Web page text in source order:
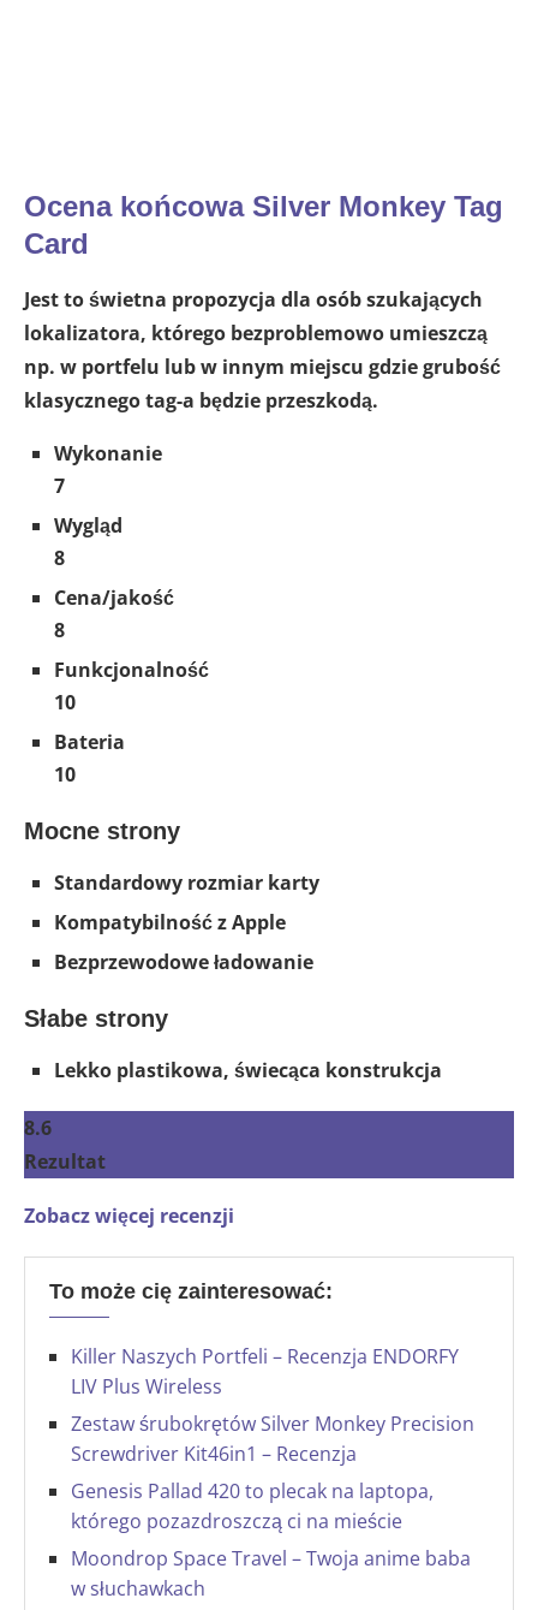
Ocena końcowa Silver Monkey Tag
Card
Jest to świetna propozycja dla osób szukających
lokalizatora, którego bezproblemowo umieszczą
np. w portfelu lub w innym miejscu gdzie grubość
klasycznego tag-a będzie przeszkodą.
Wykonanie
7
Wygląd
8
Cena/jakość
8
Funkcjonalność
10
Bateria
10
Mocne strony
Standardowy rozmiar karty
Kompatybilność z Apple
Bezprzewodowe ładowanie
Słabe strony
Lekko plastikowa, świecąca konstrukcja
8.6
Rezultat
Zobacz więcej recenzji
To może cię zainteresować:
Killer Naszych Portfeli – Recenzja ENDORFY
LIV Plus Wireless
Zestaw śrubokrętów Silver Monkey Precision
Screwdriver Kit46in1 – Recenzja
Genesis Pallad 420 to plecak na laptopa,
którego pozazdroszczą ci na mieście
Moondrop Space Travel – Twoja anime baba
w słuchawkach